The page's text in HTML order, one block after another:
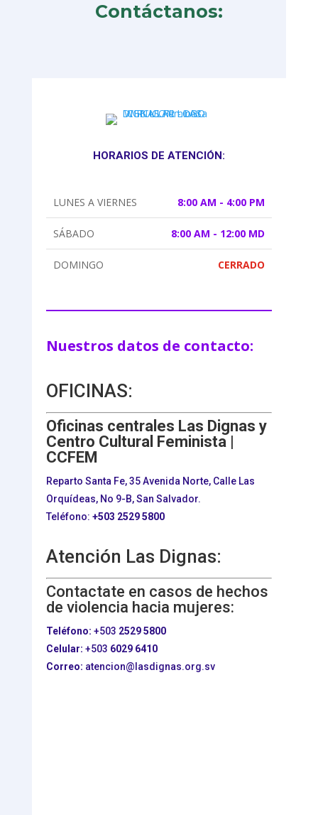
Contáctanos:
HORARIOS DE ATENCIÓN:
LUNES A VIERNES 8:00 AM - 4:00 PM
SÁBADO 8:00 AM - 12:00 MD
DOMINGO CERRADO
Nuestros datos de contacto:
OFICINAS:
Oficinas centrales Las Dignas y
Centro Cultural Feminista |
CCFEM
Reparto Santa Fe, 35 Avenida Norte, Calle Las
Orquídeas, No 9-B, San Salvador.
Teléfono: +503 2529 5800
Atención Las Dignas:
Contactate en casos de hechos
de violencia hacia mujeres:
Teléfono: +503 2529 5800
Celular: +503 6029 6410
Correo: atencion@lasdignas.org.sv